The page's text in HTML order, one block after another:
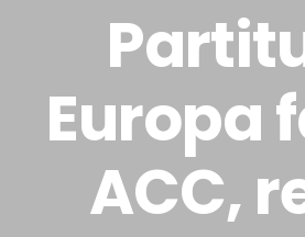
Europa
ACC,